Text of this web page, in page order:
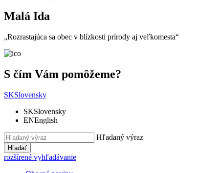
Malá Ida
„Rozrastajúca sa obec v blízkosti prírody aj veľkomesta“
S čím Vám pomôžeme?
SKSlovensky
SKSlovensky
ENEnglish
Hľadaný výraz
Hľadať
rozšírené vyhľadávanie